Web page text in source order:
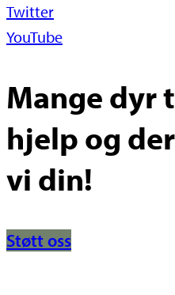
Twitter
YouTube
Mange dyr
hjelp og
vi din!
Støtt oss